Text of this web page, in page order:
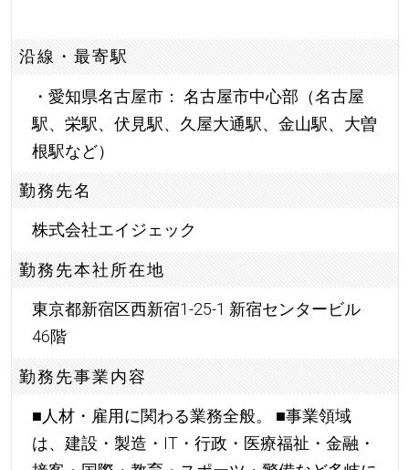
沿線・最寄駅
・愛知県名古屋市： 名古屋市中心部（名古屋
駅、栄駅、伏見駅、久屋大通駅、金山駅、大曽
根駅など）
勤務先名
株式会社エイジェック
勤務先本社所在地
東京都新宿区西新宿1-25-1 新宿センタービル
46階
勤務先事業内容
■人材・雇用に関わる業務全般。 ■事業領域
は、建設・製造・IT・行政・医療福祉・金融・